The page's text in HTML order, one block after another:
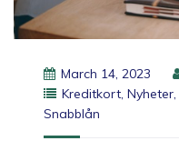
March 14, 2023
Kreditkort, Nyheter,
Snabblån